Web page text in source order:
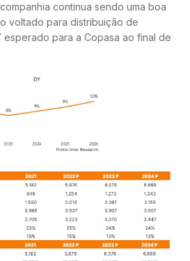
continua sendo uma boa
voltado para distribuição de
esperado para a Copasa ao final de